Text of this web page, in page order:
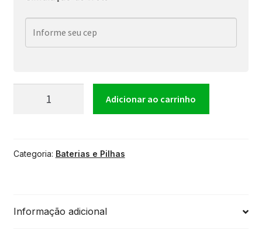
Para
Adicionar ao carrinho
Categoria: Baterias e Pilhas
Informação adicional